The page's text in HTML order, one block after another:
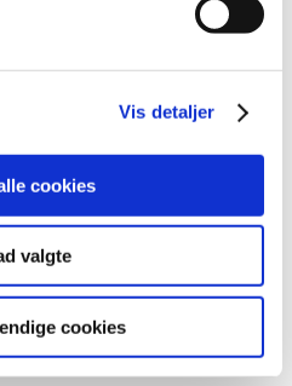
Vis detaljer
cookies
valgte
cookies
godkendte lægemidler